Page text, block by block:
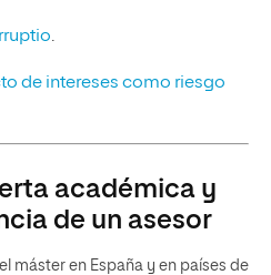
.
de intereses como riesgo
académica y
de un asesor
máster en España y en países de